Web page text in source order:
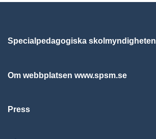
Specialpedagogiska skolmyndigheten
Om webbplatsen www.spsm.se
Press